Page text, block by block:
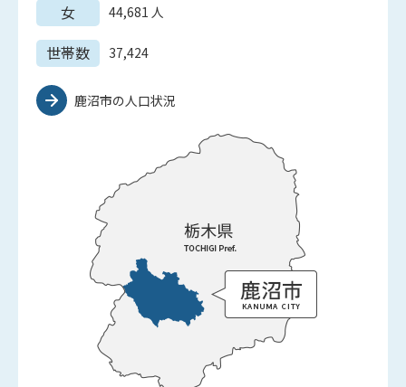
女 44,681 人
世帯数 37,424
鹿沼市の人口状況